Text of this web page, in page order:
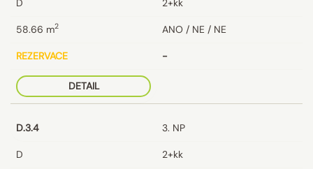
D 2+kk
58.66 m2 ANO / NE / NE
REZERVACE -
DETAIL
D.3.4 3. NP
D 2+kk